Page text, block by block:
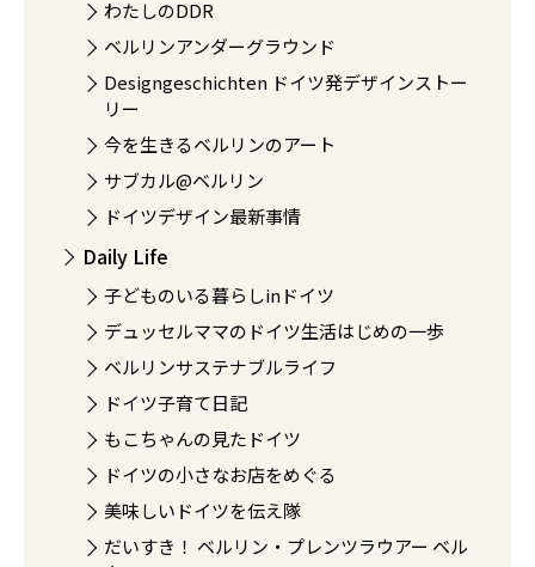
わたしのDDR
ベルリンアンダーグラウンド
Designgeschichten ドイツ発デザインストー
リー
今を生きるベルリンのアート
サブカル@ベルリン
ドイツデザイン最新事情
Daily Life
子どものいる暮らしinドイツ
デュッセルママのドイツ生活はじめの一歩
ベルリンサステナブルライフ
ドイツ子育て日記
もこちゃんの見たドイツ
ドイツの小さなお店をめぐる
美味しいドイツを伝え隊
だいすき！ ベルリン・プレンツラウアー ベル